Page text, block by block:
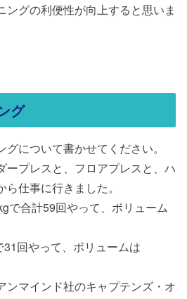
ングの利便性が向上すると思いま
グ
について書かせてください。
ープレスと、フロアプレスと、ハ
仕事に行きました。
で合計59回やって、ボリューム
回やって、ボリュームは
ンマインド社のキャプテンズ・オ